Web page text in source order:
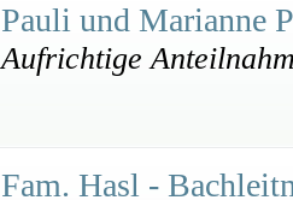
Pauli und Marianne
Aufrichtige
Fam. Hasl -